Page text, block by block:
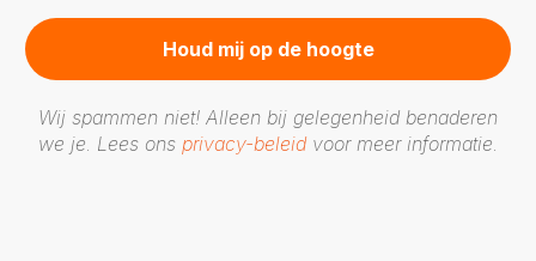
Wij spammen niet! Alleen bij gelegenheid benaderen
we je. Lees ons privacy-beleidvoor meer informatie.